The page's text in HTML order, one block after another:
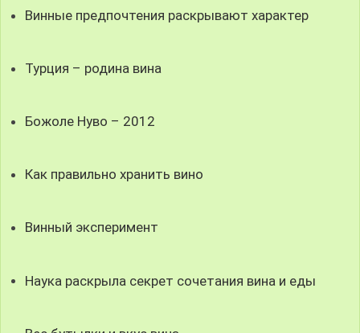
Винные предпочтения раскрывают характер
Турция – родина вина
Божоле Нуво – 2012
Как правильно хранить вино
Винный эксперимент
Наука раскрыла секрет сочетания вина и еды